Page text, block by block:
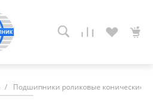
/ Подшипники роликовые конические